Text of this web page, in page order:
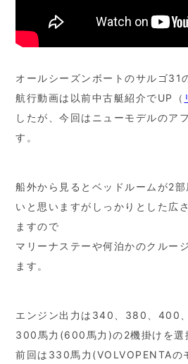
オールシーズンボートのサルゴ31
航行動画は以前中古艇紹介でUP（
したが、今回はニューモデルのア
す。
船外から見るとベッドルームが2
いと思いますがしっかりとした広
ますので
マリーナステーや何泊かのクルー
ます。
エンジン出力は340、380、400
300馬力(600馬力)の2機掛けを選
前回は330馬力(VOLVOPENTAの